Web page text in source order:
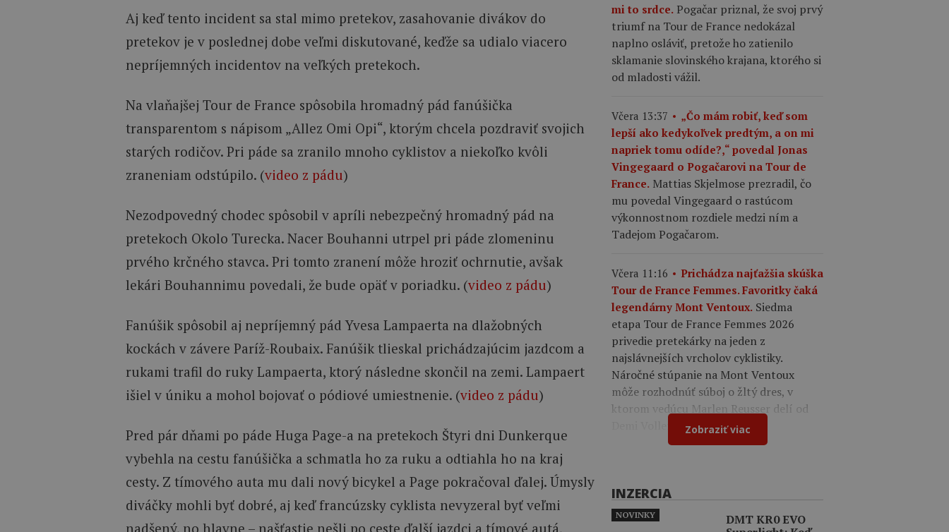
Aj keď tento incident sa stal mimo pretekov, zasahovanie divákov do
pretekov je v poslednej dobe veľmi diskutované, keďže sa udialo viacero
nepríjemných incidentov na veľkých pretekoch.
Na vlaňajšej Tour de France spôsobila hromadný pád fanúšička
transparentom s nápisom „Allez Omi Opi“, ktorým chcela pozdraviť svojich
starých rodičov. Pri páde sa zranilo mnoho cyklistov a niekoľko kvôli
zraneniam odstúpilo. (video z pádu)
Nezodpovedný chodec spôsobil v apríli nebezpečný hromadný pád na
pretekoch Okolo Turecka. Nacer Bouhanni utrpel pri páde zlomeninu
prvého krčného stavca. Pri tomto zranení môže hroziť ochrnutie, avšak
lekári Bouhannimu povedali, že bude opäť v poriadku. (video z pádu)
Fanúšik spôsobil aj nepríjemný pád Yvesa Lampaerta na dlažobných
kockách v závere Paríž-Roubaix. Fanúšik tlieskal prichádzajúcim jazdcom a
rukami trafil do ruky Lampaerta, ktorý následne skončil na zemi. Lampaert
išiel v úniku a mohol bojovať o pódiové umiestnenie. (video z pádu)
Pred pár dňami po páde Huga Page-a na pretekoch Štyri dni Dunkerque
vybehla na cestu fanúšička a schmatla ho za ruku a odtiahla ho na kraj
cesty. Z tímového auta mu dali nový bicykel a Page pokračoval ďalej. Úmysly
diváčky mohli byť dobré, aj keď francúzsky cyklista nevyzeral byť veľmi
nadšený, no hlavne – našťastie nešli po ceste ďalší jazdci a tímové autá,
mi to srdce. Pogačar priznal, že svoj prvý
triumf na Tour de France nedokázal
naplno osláviť, pretože ho zatienilo
sklamanie slovinského krajana, ktorého si
od mladosti vážil.
Včera 13:37
„Čo mám robiť, keď som
lepší ako kedykoľvek predtým, a on mi
napriek tomu odíde?,“ povedal Jonas
Vingegaard o Pogačarovi na Tour de
France. Mattias Skjelmose prezradil, čo
mu povedal Vingegaard o rastúcom
výkonnostnom rozdiele medzi ním a
Tadejom Pogačarom.
Včera 11:16
Prichádza najťažšia skúška
Tour de France Femmes. Favoritky čaká
legendárny Mont Ventoux. Siedma
etapa Tour de France Femmes 2026
privedie pretekárky na jeden z
najslávnejších vrcholov cyklistiky.
Náročné stúpanie na Mont Ventoux
môže rozhodnúť súboj o žltý dres, v
ktorom vedúcu Marlen Reusser delí od
Demi Vollering iba 12 sekúnd.
Zobraziť viac
INZERCIA
DMT KR0 EVO
NOVINKY